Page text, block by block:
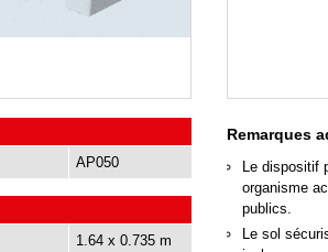
AP050
1.64 x 0.735 m
Remarques
Le dispositif
organisme
publics.
Le sol